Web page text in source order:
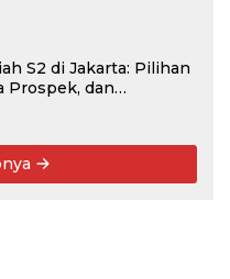
S2 di Jakarta: Pilihan
Prospek, dan